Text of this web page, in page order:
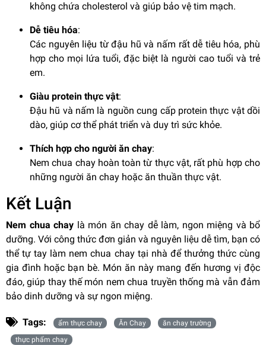
không chứa cholesterol và giúp bảo vệ tim mạch.
Dễ tiêu hóa:
Các nguyên liệu từ đậu hũ và nấm rất dễ tiêu hóa, phù
hợp cho mọi lứa tuổi, đặc biệt là người cao tuổi và trẻ
em.
Giàu protein thực vật:
Đậu hũ và nấm là nguồn cung cấp protein thực vật dồi
dào, giúp cơ thể phát triển và duy trì sức khỏe.
Thích hợp cho người ăn chay:
Nem chua chay hoàn toàn từ thực vật, rất phù hợp cho
những người ăn chay hoặc ăn thuần thực vật.
Kết Luận
Nem chua chay là món ăn chay dễ làm, ngon miệng và bổ
dưỡng. Với công thức đơn giản và nguyên liệu dễ tìm, bạn có
thể tự tay làm nem chua chay tại nhà để thưởng thức cùng
gia đình hoặc bạn bè. Món ăn này mang đến hương vị độc
đáo, giúp thay thế món nem chua truyền thống mà vẫn đảm
bảo dinh dưỡng và sự ngon miệng.
Tags: ẩm thực chay Ăn Chay
ăn chay trường
thực phẩm chay